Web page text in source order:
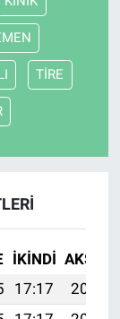
TİRE
İKINDI AKŞAM
17:17
20:38